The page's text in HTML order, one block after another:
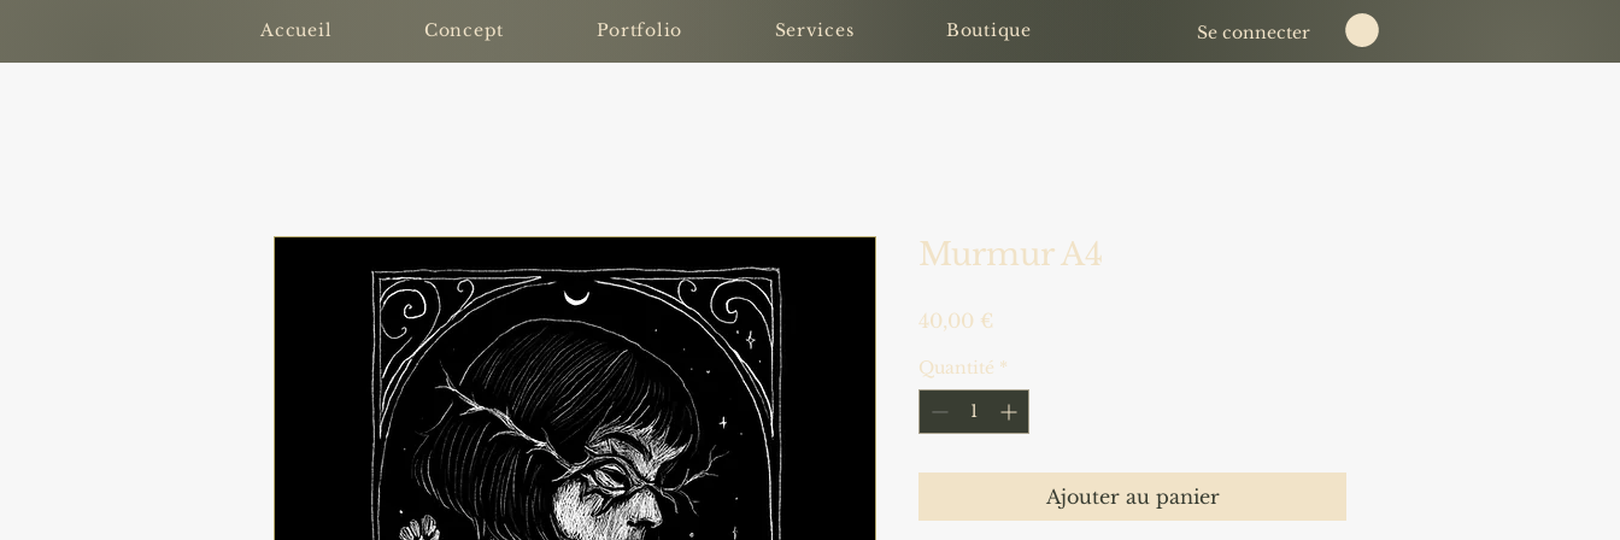
Accueil Concept Portfolio Services Boutique Se connecter
Murmur A4
40,00 €
Quantité *
Ajouter au panier